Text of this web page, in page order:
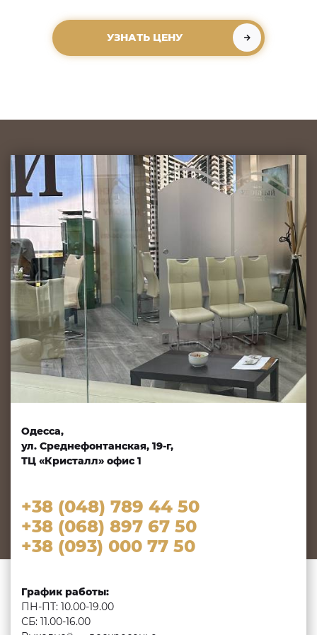
УЗНАТЬ ЦЕНУ
Одесса,
ул. Среднефонтанская, 19-г,
ТЦ «Кристалл» офис 1
+38 (048) 789 44 50
+38 (068) 897 67 50
+38 (093) 000 77 50
График работы:
ПН-ПТ: 10.00-19.00
СБ: 11.00-16.00